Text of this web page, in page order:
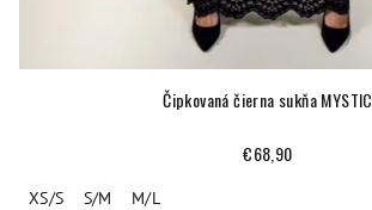
Čipkovaná čierna sukňa MYSTIC
€68,90
XS/S S/M M/L